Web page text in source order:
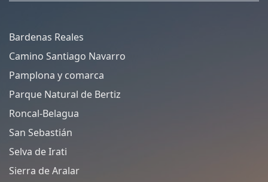
Bardenas Reales
Camino Santiago Navarro
Pamplona y comarca
Parque Natural de Bertiz
Roncal-Belagua
San Sebastián
Selva de Irati
Sierra de Aralar